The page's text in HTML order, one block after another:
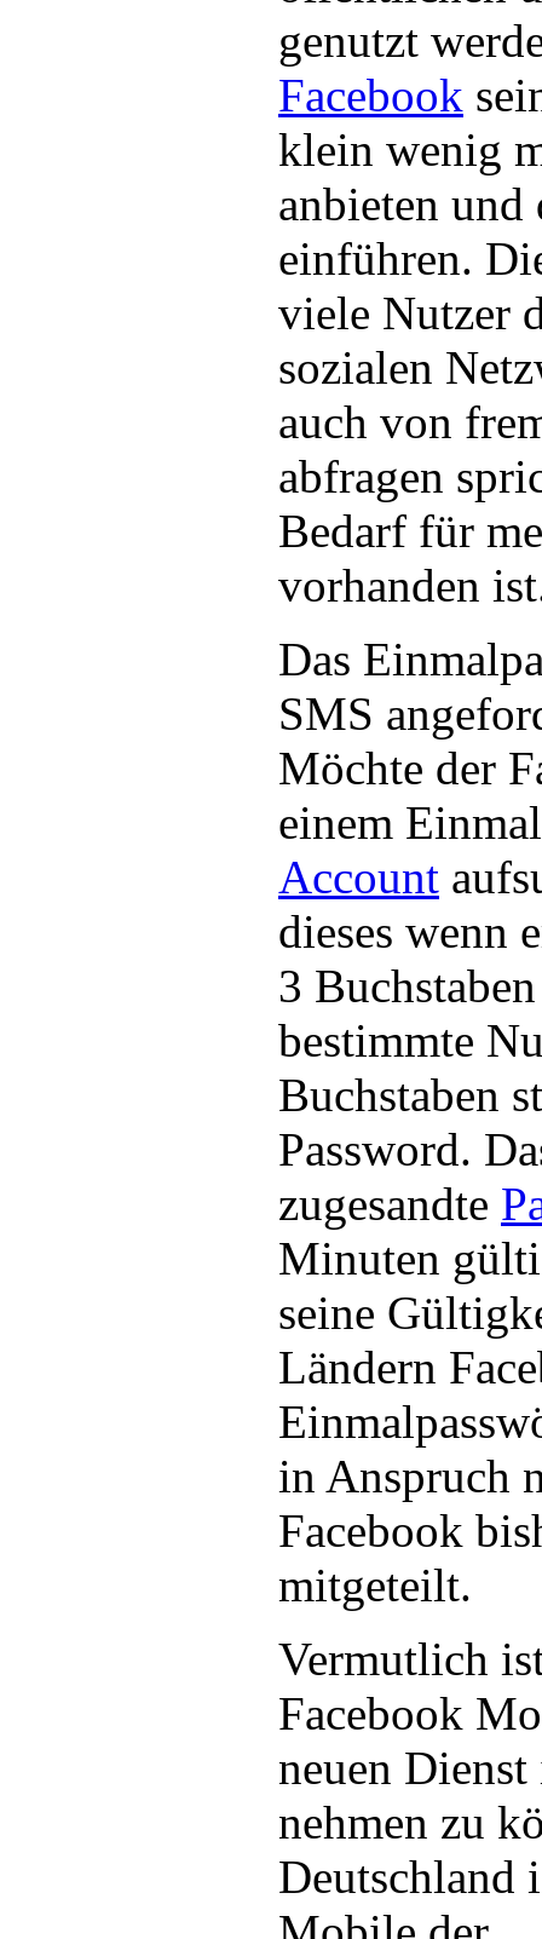
genutzt
Facebook
klein wenig
anbieten und
einführen.
viele Nutzer
sozialen
auch von
abfragen
Bedarf für
vorhanden
Das
SMS
Möchte der
einem
Account
dieses wenn
3
bestimmte
Buchstaben
Password.
zugesandte
Minuten
seine
Ländern
in Anspruch
Facebook
mitgeteilt.
Vermutlich
Facebook
neuen
nehmen zu
Deutschland